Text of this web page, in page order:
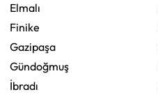
Elmalı
Finike
Gazipaşa
Gündoğmuş
İbradı